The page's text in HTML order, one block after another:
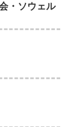
・ソウェル